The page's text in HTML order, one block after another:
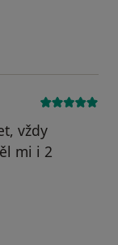
odstraněn
vždy
mi i 2
byl odstraněn